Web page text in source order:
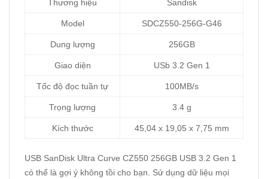
Thương hiệu Sandisk
Model SDCZ550-256G-G46
Dung lượng 256GB
Giao diện USb 3.2 Gen 1
Tốc độ đọc tuần tự 100MB/s
Trọng lượng 3.4 g
Kích thước 45,04 x 19,05 x 7,75 mm
USB SanDisk Ultra Curve CZ550 256GB USB 3.2 Gen 1
có thể là gợi ý không tồi cho bạn. Sử dụng dữ liệu mọi